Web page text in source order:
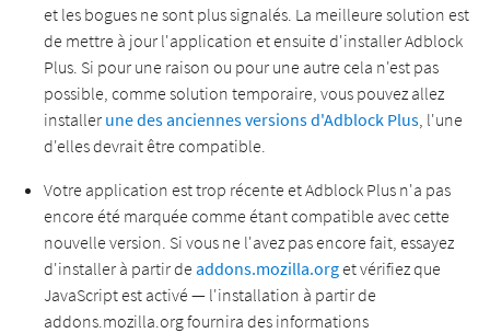
et les bogues ne sont plus signalés. La meilleure solution est
de mettre à jour l'application et ensuite d'installer Adblock
Plus. Si pour une raison ou pour une autre cela n'est pas
possible, comme solution temporaire, vous pouvez allez
installer une des anciennes versions d'Adblock Plus, l'une
d'elles devrait être compatible.
Votre application est trop récente et Adblock Plus n'a pas
encore été marquée comme étant compatible avec cette
nouvelle version. Si vous ne l'avez pas encore fait, essayez
d'installer à partir deaddons.mozilla.orget vérifiez que
JavaScript est activé — l'installation à partir de
addons.mozilla.org fournira des informations